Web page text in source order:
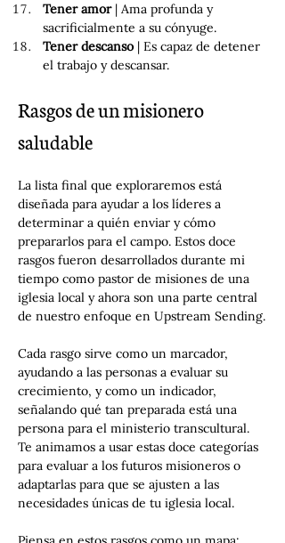
Tener amor | Ama profunda y
sacrificialmente a su cónyuge.
Tener descanso | Es capaz de detener
el trabajo y descansar.
Rasgos de un misionero
saludable
La lista final que exploraremos está
diseñada para ayudar a los líderes a
determinar a quién enviar y cómo
prepararlos para el campo. Estos doce
rasgos fueron desarrollados durante mi
tiempo como pastor de misiones de una
iglesia local y ahora son una parte central
de nuestro enfoque en Upstream Sending.
Cada rasgo sirve como un marcador,
ayudando a las personas a evaluar su
crecimiento, y como un indicador,
señalando qué tan preparada está una
persona para el ministerio transcultural.
Te animamos a usar estas doce categorías
para evaluar a los futuros misioneros o
adaptarlas para que se ajusten a las
necesidades únicas de tu iglesia local.